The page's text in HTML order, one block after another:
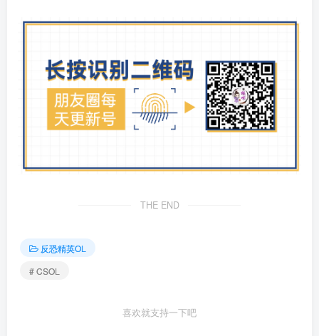
THE END
反恐精英OL
# CSOL
喜欢就支持一下吧